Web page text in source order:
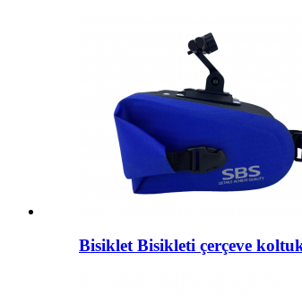
Bisiklet Bisikleti çerçeve